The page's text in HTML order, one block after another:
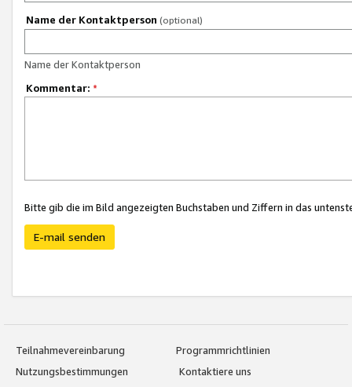
Name der Kontaktperson (optional)
Name der Kontaktperson
Kommentar: *
Bitte gib die im Bild angezeigten Buchstaben und Ziffern in das
E-mail senden
Teilnahmevereinbarung
Programmrichtlinien
Nutzungsbestimmungen
Kontaktiere uns